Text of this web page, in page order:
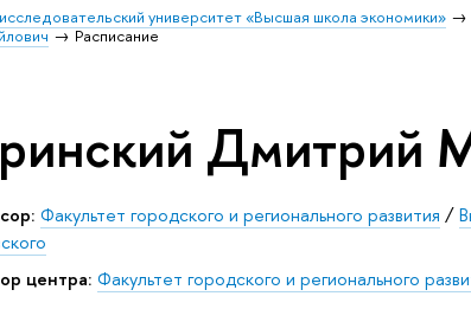
университет «Высшая школа экономики»
Расписание
Дмитрий
Факультет городского и регионального развития /
центра: Факультет городского и регионального